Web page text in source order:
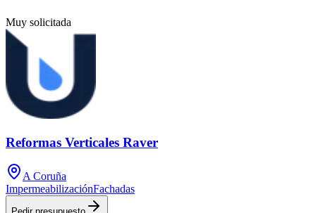
Muy solicitada
Reformas Verticales Raver
A Coruña
ImpermeabilizaciónFachadas